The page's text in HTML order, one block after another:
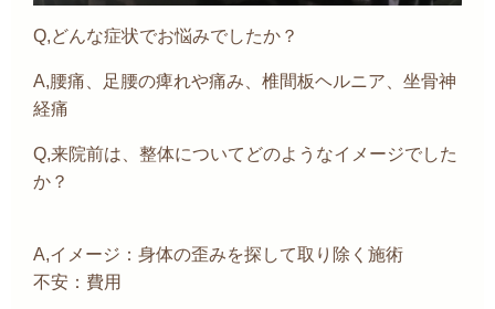
Q,どんな症状でお悩みでしたか？
A,腰痛、足腰の痺れや痛み、椎間板ヘルニア、坐骨神
経痛
Q,来院前は、整体についてどのようなイメージでした
か？
A,イメージ：身体の歪みを探して取り除く施術
不安：費用